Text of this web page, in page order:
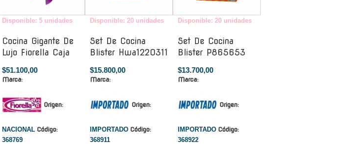
Disponible: 5 unidades
Cocina Gigante De
Lujo Fiorella Caja
$51.100,00
Marca:
Origen:
NACIONAL Código:
368769
Disponible: 20 unidades
Set De Cocina
Blister Hwa1220311
$15.800,00
Marca:
Origen:
IMPORTADO Código:
368911
Disponible: 20 unidades
Set De Cocina
Blister P865653
$13.700,00
Marca:
Origen:
IMPORTADO Código:
368922